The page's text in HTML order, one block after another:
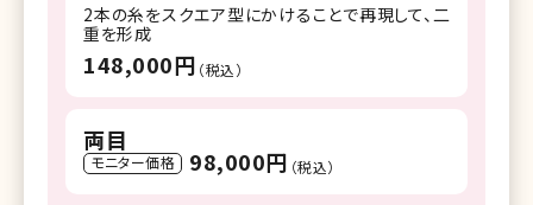
2本の糸をスクエア型にかけることで再現して、二
重を形成
148,000円 （税込）
両目
モニター価格 98,000円 （税込）